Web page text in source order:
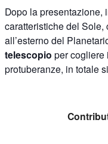
Dopo la presentazione,
caratteristiche del Sole,
all’esterno del
telescopio per cogliere
protuberanze, in totale